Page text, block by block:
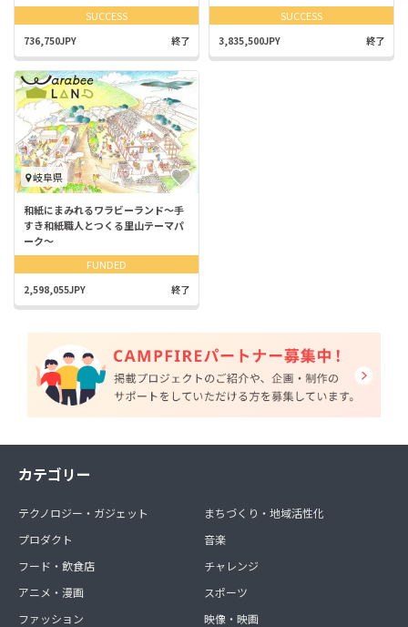
SUCCESS
736,750JPY 終了
SUCCESS
3,835,500JPY 終了
岐阜県
和紙にまみれるワラビーランド～手
すき和紙職人とつくる里山テーマパ
ーク～
FUNDED
2,598,055JPY 終了
カテゴリー
テクノロジー・ガジェット
プロダクト
フード・飲食店
アニメ・漫画
ファッション
まちづくり・地域活性化
音楽
チャレンジ
スポーツ
映像・映画